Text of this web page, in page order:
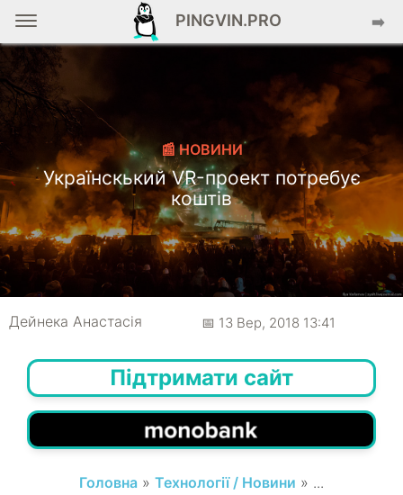
PINGVIN.PRO ➡️
📰 НОВИНИ
Українскький VR-проект потребує
коштів
Дейнека Анастасiя 📅 13 Вер, 2018 13:41
Підтримати сайт
Головна » Технології / Новини » ...